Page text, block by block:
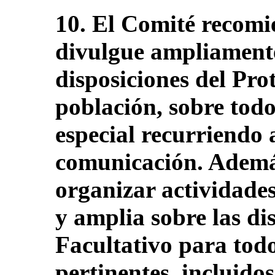
10. El Comité
divulgue
disposiciones del
población, sobre
especial recurriendo
comunicación.
organizar
y amplia sobre las
Facultativo para